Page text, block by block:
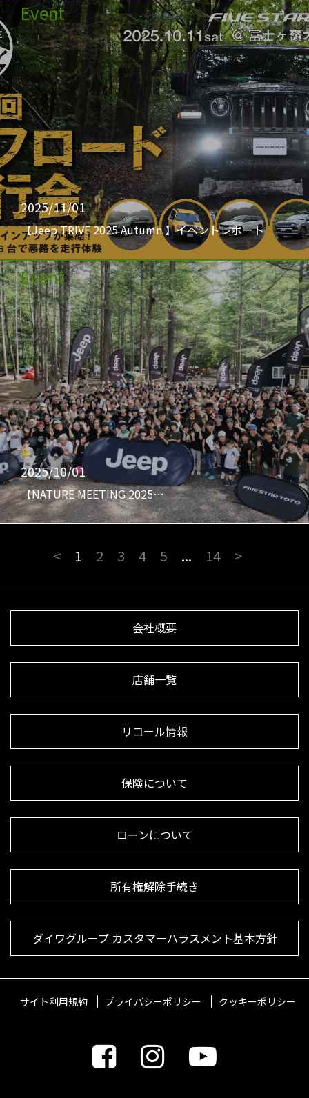
Event
2025/11/01
【Jeep TRIVE 2025 Autumn 】イベントレポート
Event
2025/10/01
【NATURE MEETING 2025…
< 1 2 3 4 5 ... 14 >
会社概要
店舗一覧
リコール情報
保険について
ローンについて
所有権解除手続き
ダイワグループ カスタマーハラスメント基本方針
サイト利用規約 プライバシーポリシー クッキーポリシー